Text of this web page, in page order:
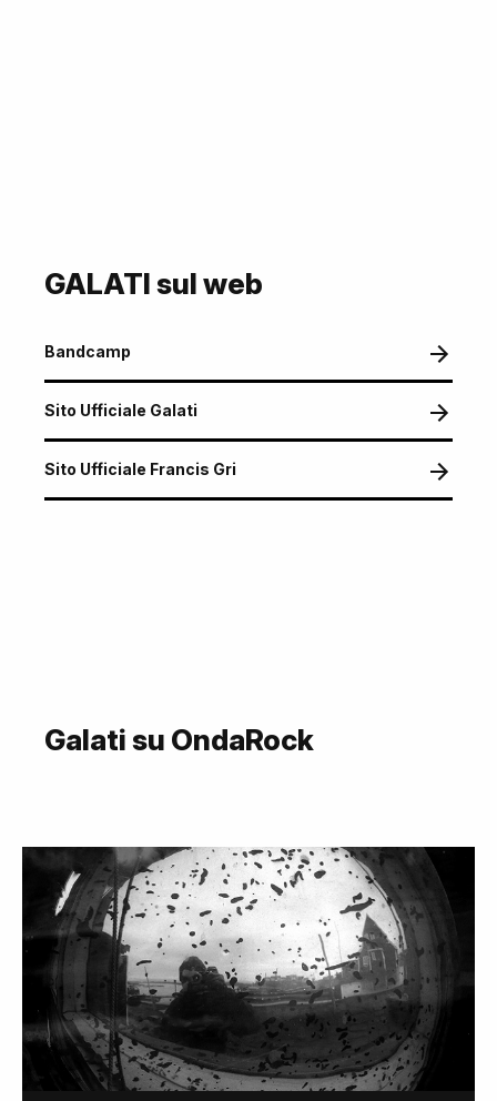
GALATI sul web
Bandcamp
Sito Ufficiale Galati
Sito Ufficiale Francis Gri
Galati su OndaRock